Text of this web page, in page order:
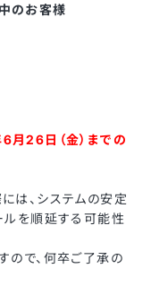
のお客様
26日（金）までの
は、システムの安定
ルを順延する可能性
ので、何卒ご了承の